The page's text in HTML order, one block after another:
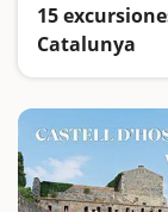
15
Catalunya